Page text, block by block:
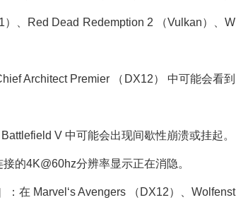
、Red Dead Redemption 2 （Vulkan）、W
Architect Premier （DX12） 中可能会看到
V 中可能会出现间歇性崩溃或挂起。
4K@60hz分辨率显示正在消隐。
Marvel‘s Avengers （DX12）、Wolfenst